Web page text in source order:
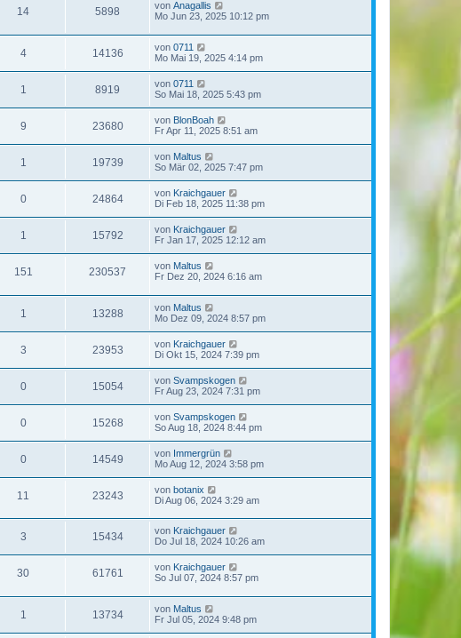
14 5898 von Anagallis
Mo Jun 23, 2025 10:12 pm
4 14136 von 0711
Mo Mai 19, 2025 4:14 pm
1 8919 von 0711
So Mai 18, 2025 5:43 pm
9 23680 von BlonBoah
Fr Apr 11, 2025 8:51 am
1 19739 von Maltus
So Mär 02, 2025 7:47 pm
0 24864 von Kraichgauer
Di Feb 18, 2025 11:38 pm
1 15792 von Kraichgauer
Fr Jan 17, 2025 12:12 am
151 230537 von Maltus
Fr Dez 20, 2024 6:16 am
1 13288 von Maltus
Mo Dez 09, 2024 8:57 pm
3 23953 von Kraichgauer
Di Okt 15, 2024 7:39 pm
0 15054 von Svampskogen
Fr Aug 23, 2024 7:31 pm
0 15268 von Svampskogen
So Aug 18, 2024 8:44 pm
0 14549 von Immergrün
Mo Aug 12, 2024 3:58 pm
11 23243 von botanix
Di Aug 06, 2024 3:29 am
3 15434 von Kraichgauer
Do Jul 18, 2024 10:26 am
30 61761 von Kraichgauer
So Jul 07, 2024 8:57 pm
1 13734 von Maltus
Fr Jul 05, 2024 9:48 pm